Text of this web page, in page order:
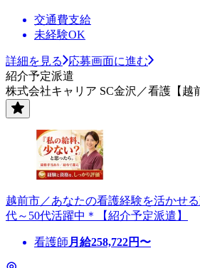
交通費支給
未経験OK
詳細を見る
応募画面に進む
紹介予定派遣
株式会社キャリア SC金沢／看護【越
越前市／あなたの看護経験を活かせ
代～50代活躍中＊【紹介予定派遣】
看護師 月給258,722円〜